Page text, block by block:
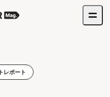
レポート